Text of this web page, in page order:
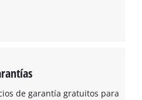
de garantía gratuitos para